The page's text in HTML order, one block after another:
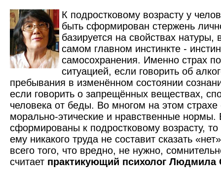
К подростковому возрасту у
быть сформирован стержень
базируется на свойствах натуры,
самом главном инстинкте -
самосохранения. Именно страх
ситуацией, если говорить об
пребывания в изменённом состоянии
если говорить о запрещённых веществах,
человека от беды. Во многом на этом
морально-этические и нравственные нормы.
сформированы к подростковому возрасту,
ему никакого труда не составит сказать
всего того, что вредно, не нужно,
считает практикующий психолог Людмила